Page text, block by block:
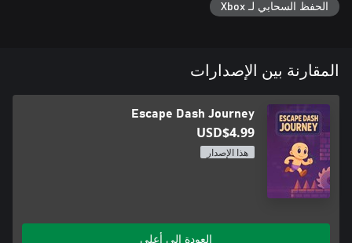
الحفظ السحابي لـ Xbox
المقارنة بين الإصدارات
Escape Dash Journey
USD$4.99
هذا الإصدار
العودة إلى أعلى